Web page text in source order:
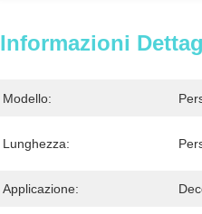
Informazioni
Modello:
Lunghezza:
Applicazione: